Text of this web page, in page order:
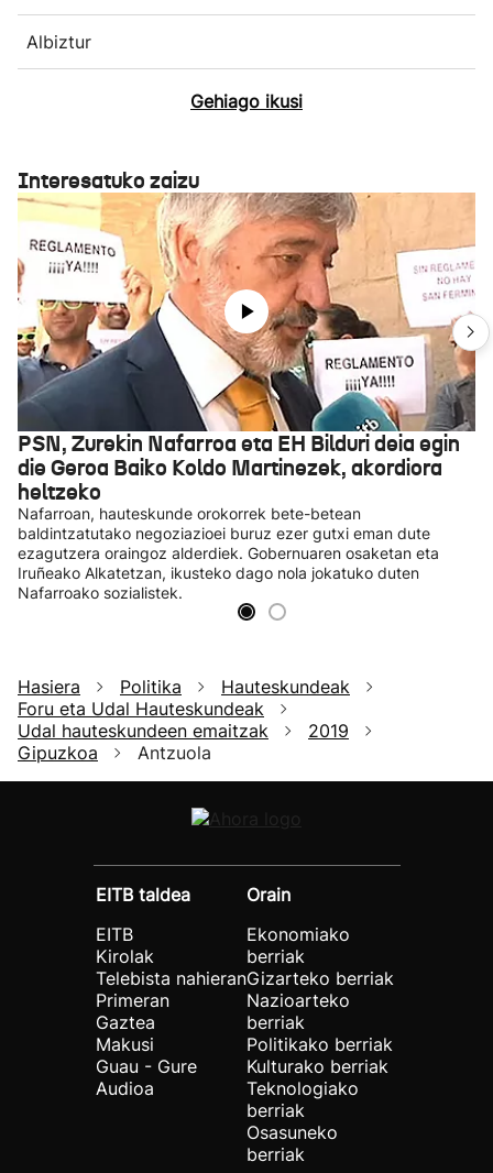
Albiztur
Gehiago ikusi
Interesatuko zaizu
PSN, Zurekin Nafarroa eta EH Bilduri deia egin
die Geroa Baiko Koldo Martinezek, akordiora
heltzeko
Nafarroan, hauteskunde orokorrek bete-betean
baldintzatutako negoziazioei buruz ezer gutxi eman dute
ezagutzera oraingoz alderdiek. Gobernuaren osaketan eta
Iruñeako Alkatetzan, ikusteko dago nola jokatuko duten
Nafarroako sozialistek.
Hasiera Politika
Hauteskundeak
Foru eta Udal Hauteskundeak
Udal hauteskundeen emaitzak
2019
Gipuzkoa
Antzuola
EITB taldea
EITB
Kirolak
Telebista nahieran
Primeran
Gaztea
Makusi
Guau - Gure
Audioa
Orain
Ekonomiako
berriak
Gizarteko berriak
Nazioarteko
berriak
Politikako berriak
Kulturako berriak
Teknologiako
berriak
Osasuneko
berriak